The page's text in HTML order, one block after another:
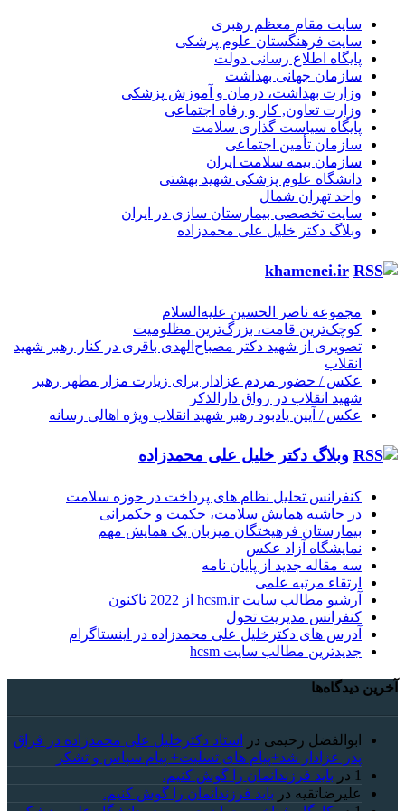
سایت مقام معظم رهبری
سایت فرهنگستان علوم پزشکی
پایگاه اطلاع رسانی دولت
سازمان جهانی بهداشت
وزارت بهداشت، درمان و آموزش پزشکی
وزارت تعاون, کار و رفاه اجتماعی
پایگاه سیاست گذاری سلامت
سازمان تأمین اجتماعی
سازمان بیمه سلامت ایران
دانشگاه علوم پزشکی شهید بهشتی
واحد تهران شمال
سایت تخصصی بیمارستان سازی در ایران
وبلاگ دکتر خلیل علی محمدزاده
khamenei.ir
مجموعه ناصر الحسین علیه‌السلام
کوچک‌ترین قامت، بزرگ‌ترین مظلومیت
تصویری از شهید دکتر مصباح‌الهدی باقری در کنار رهبر شهید
انقلاب
عکس / حضور مردم عزادار برای زیارت مزار مطهر رهبر
شهید انقلاب در رواق دارالذکر
عکس / آیین یادبود رهبر شهید انقلاب ویژه اهالی رسانه
وبلاگ دکتر خلیل علی محمدزاده
کنفرانس تحلیل نظام های پرداخت در حوزه سلامت
در حاشیه همایش سلامت، حکمت و حکمرانی
بیمارستان فرهیختگان میزبان یک همایش مهم
نمایشگاه آزاد عکس
سه مقاله جدید از پایان نامه
ارتقاء مرتبه علمی
آرشیو مطالب سایت hcsm.ir از 2022 تاکنون
کنفرانس مدیریت تحول
آدرس های دکترخلیل علی محمدزاده در اینستاگرام
جدیدترین مطالب سایت hcsm
آخرین دیدگاه‌ها
ابوالفضل رحیمی در
استاد دکترخلیل علی محمدزاده در فراق
پدر عزادار شد+پیام های تسلیت+ پیام سپاس و تشکر
1 در باید فرزندانمان را گوش کنیم.
علیرضاتقیه در باید فرزندانمان را گوش کنیم.